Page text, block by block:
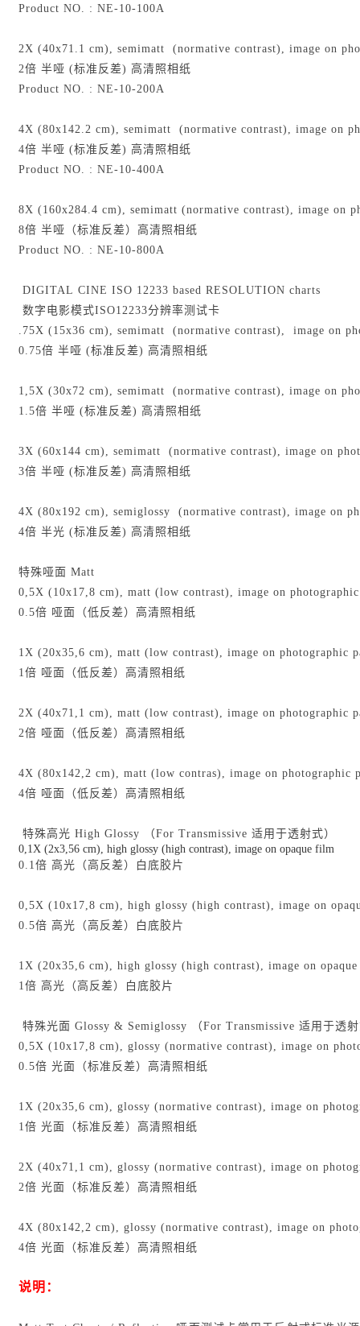
Product NO. : NE-10-100A
2X (40x71.1 cm), semimatt (normative contrast), image on
2倍 半哑 (标准反差) 高清照相纸
Product NO. : NE-10-200A
4X (80x142.2 cm), semimatt (normative contrast), image on
4倍 半哑 (标准反差) 高清照相纸
Product NO. : NE-10-400A
8X (160x284.4 cm), semimatt (normative contrast), image on
8倍 半哑（标准反差）高清照相纸
Product NO. : NE-10-800A
DIGITAL CINE ISO 12233 based RESOLUTION charts
数字电影模式ISO12233分辨率测试卡
.75X (15x36 cm), semimatt (normative contrast), image on
0.75倍 半哑 (标准反差) 高清照相纸
1,5X (30x72 cm), semimatt (normative contrast), image on
1.5倍 半哑 (标准反差) 高清照相纸
3X (60x144 cm), semimatt (normative contrast), image on
3倍 半哑 (标准反差) 高清照相纸
4X (80x192 cm), semiglossy (normative contrast), image on
4倍 半光 (标准反差) 高清照相纸
特殊哑面 Matt
0,5X (10x17,8 cm), matt (low contrast), image on
0.5倍 哑面（低反差）高清照相纸
1X (20x35,6 cm), matt (low contrast), image on photographic
1倍 哑面（低反差）高清照相纸
2X (40x71,1 cm), matt (low contrast), image on photographic
2倍 哑面（低反差）高清照相纸
4X (80x142,2 cm), matt (low contras), image on photographic
4倍 哑面（低反差）高清照相纸
特殊高光 High Glossy （For Transmissive 适用于透射式）
0,1X (2x3,56 cm), high glossy (high contrast), image on opaque film
0.1倍 高光（高反差）白底胶片
0,5X (10x17,8 cm), high glossy (high contrast), image on
0.5倍 高光（高反差）白底胶片
1X (20x35,6 cm), high glossy (high contrast), image on
1倍 高光（高反差）白底胶片
特殊光面 Glossy & Semiglossy （For Transmissive 适用于透
0,5X (10x17,8 cm), glossy (normative contrast), image on
0.5倍 光面（标准反差）高清照相纸
1X (20x35,6 cm), glossy (normative contrast), image on
1倍 光面（标准反差）高清照相纸
2X (40x71,1 cm), glossy (normative contrast), image on
2倍 光面（标准反差）高清照相纸
4X (80x142,2 cm), glossy (normative contrast), image on
4倍 光面（标准反差）高清照相纸
说明：